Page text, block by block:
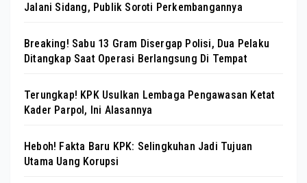
Jalani Sidang, Publik Soroti Perkembangannya
Breaking! Sabu 13 Gram Disergap Polisi, Dua Pelaku
Ditangkap Saat Operasi Berlangsung Di Tempat
Terungkap! KPK Usulkan Lembaga Pengawasan Ketat
Kader Parpol, Ini Alasannya
Heboh! Fakta Baru KPK: Selingkuhan Jadi Tujuan
Utama Uang Korupsi